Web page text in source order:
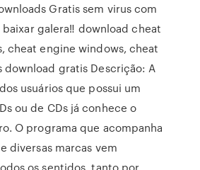
Gratis sem virus com
galera‼ download cheat
cheat engine windows, cheat
download gratis Descrição: A
usuários que possui um
ou de CDs já conhece o
O programa que acompanha
diversas marcas vem
os sentidos, tanto por